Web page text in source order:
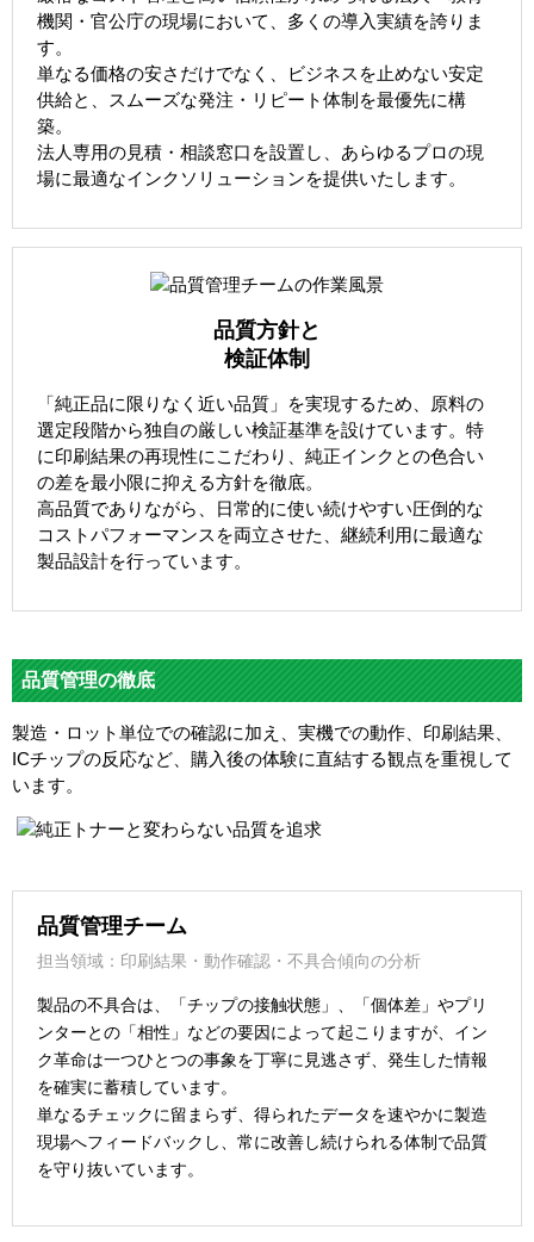
機関・官公庁の現場において、多くの導入実績を誇りま
す。
単なる価格の安さだけでなく、ビジネスを止めない安定
供給と、スムーズな発注・リピート体制を最優先に構
築。
法人専用の見積・相談窓口を設置し、あらゆるプロの現
場に最適なインクソリューションを提供いたします。
品質方針と
検証体制
「純正品に限りなく近い品質」を実現するため、原料の
選定段階から独自の厳しい検証基準を設けています。特
に印刷結果の再現性にこだわり、純正インクとの色合い
の差を最小限に抑える方針を徹底。
高品質でありながら、日常的に使い続けやすい圧倒的な
コストパフォーマンスを両立させた、継続利用に最適な
製品設計を行っています。
品質管理の徹底
製造・ロット単位での確認に加え、実機での動作、印刷結果、
ICチップの反応など、購入後の体験に直結する観点を重視して
います。
品質管理チーム
担当領域：印刷結果・動作確認・不具合傾向の分析
製品の不具合は、「チップの接触状態」、「個体差」やプリ
ンターとの「相性」などの要因によって起こりますが、イン
ク革命は一つひとつの事象を丁寧に見逃さず、発生した情報
を確実に蓄積しています。
単なるチェックに留まらず、得られたデータを速やかに製造
現場へフィードバックし、常に改善し続けられる体制で品質
を守り抜いています。